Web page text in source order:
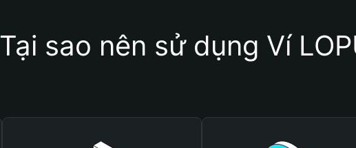
Tại sao nên sử dụng Ví